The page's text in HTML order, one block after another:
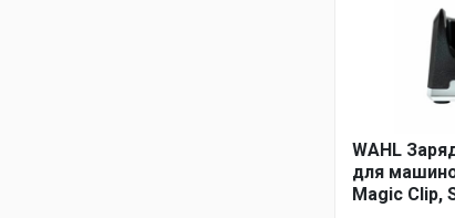
WAHL
для
Magic Clip,